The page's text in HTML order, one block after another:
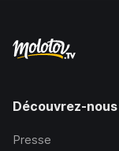
Découvrez-nous
Presse